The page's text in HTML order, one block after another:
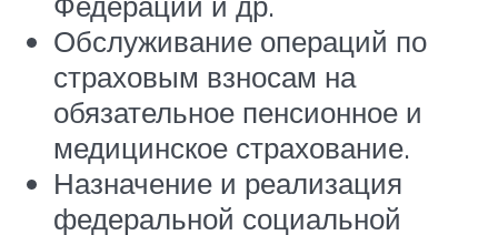
Обслуживание операций по
страховым взносам на
обязательное пенсионное и
медицинское страхование.
Назначение и реализация
федеральной социальной